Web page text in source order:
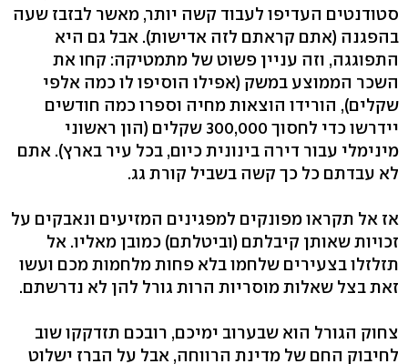
סטודנטים העדיפו לעבוד קשה יותר, מאשר לבזבז שעה
בהפגנה (אתם קראתם לזה אדישות). אבל גם היא
התפוגגה, וזה עניין פשוט של מתמטיקה: קחו את
השכר הממוצע במשק (אפילו הוסיפו לו כמה אלפי
שקלים), הורידו הוצאות מחיה וספרו כמה חודשים
יידרשו כדי לחסוך 300,000 שקלים (הון ראשוני
מינימלי עבור דירה בינונית כיום, בכל עיר בארץ). אתם
לא עבדתם כל כך קשה בשביל קורת גג.
אז אל תקראו מפונקים למפגינים המזיעים ונאבקים על
זכויות שאותן קיבלתם (וביטלתם) כמובן מאליו. אל
תזלזלו בצעירים שלחמו בלא פחות מלחמות מכם ועשו
זאת בצל שאלות מוסריות הרות גורל להן לא נדרשתם.
צחוק הגורל הוא שבערוב ימיכם, רובכם תזדקקו שוב
לחיבוק החם של מדינת הרווחה, אבל על הברז ישלוט